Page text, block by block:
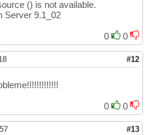
() is not available.
Server 9.1_02
0
0
#12
0 0
#13